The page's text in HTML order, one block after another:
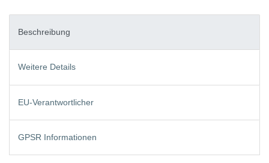
Beschreibung
Weitere Details
EU-Verantwortlicher
GPSR Informationen